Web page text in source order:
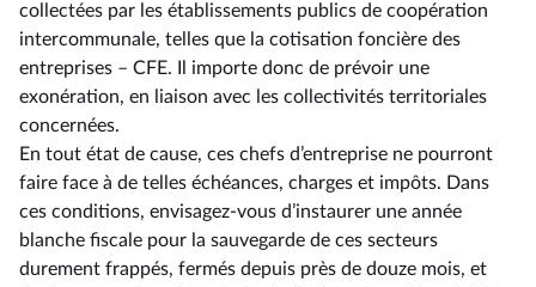
collectées par les établissements publics de coopération
intercommunale, telles que la cotisation foncière des
entreprises –⁠ CFE. Il importe donc de prévoir une
exonération, en liaison avec les collectivités territoriales
concernées.
En tout état de cause, ces chefs d’entreprise ne pourront
faire face à de telles échéances, charges et impôts. Dans
ces conditions, envisagez-vous d’instaurer une année
blanche fiscale pour la sauvegarde de ces secteurs
durement frappés, fermés depuis près de douze mois, et